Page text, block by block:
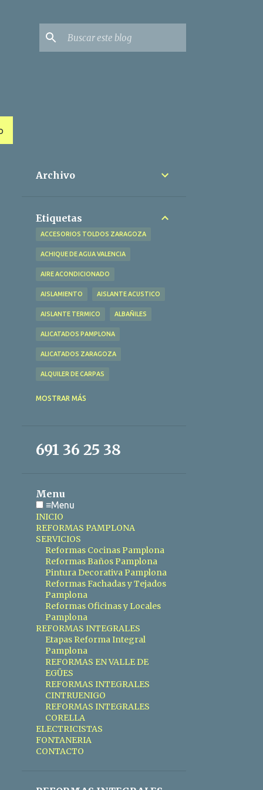
Archivo
Etiquetas
ACCESORIOS TOLDOS ZARAGOZA
ACHIQUE DE AGUA VALENCIA
AIRE ACONDICIONADO
AISLAMIENTO AISLANTE ACUSTICO
AISLANTE TERMICO ALBAÑILES
ALICATADOS PAMPLONA
ALICATADOS ZARAGOZA
ALQUILER DE CARPAS
ALQUILER DE CARPAS TARRAGONA
ANTI TERMITAS MÁLAGA
ASPIRADO DE FOSAS SÉPTICAS TARRAGONA
AZULEJO CERÁMICO
BALDOSA BALDOSAS BAÑOS
BARAÑAIN BARRA AMERICANA
BOLETINES ELÉCTRICOS ZARAGOZA
BOMBA DE CALOR
CALDERA DE CONDENSACIÓN ZARAGOZA
CALDERA DE GAS ZARAGOZA
CALDERA DE GASOIL ZARAGOZA
CALDERAS ZARAGOZA
CALEFACCION GAS
CAMBIAR AZULEJOS
CAMBIO CALDERA ZARAGOZA
MOSTRAR MÁS
691 36 25 38
Menu
≡Menu
INICIO
REFORMAS PAMPLONA
SERVICIOS
Reformas Cocinas Pamplona
Reformas Baños Pamplona
Pintura Decorativa Pamplona
Reformas Fachadas y Tejados
Pamplona
Reformas Oficinas y Locales
Pamplona
REFORMAS INTEGRALES
Etapas Reforma Integral
Pamplona
REFORMAS EN VALLE DE
EGÜES
REFORMAS INTEGRALES
CINTRUENIGO
REFORMAS INTEGRALES
CORELLA
ELECTRICISTAS
FONTANERIA
CONTACTO